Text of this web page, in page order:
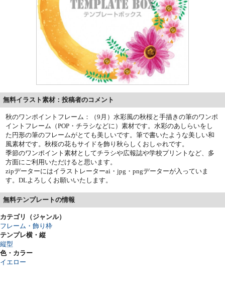
無料イラスト素材：投稿者のコメント
秋のワンポイントフレーム：（9月）水彩風の秋桜と手描きの筆のワンポ
イントフレーム（POP・チラシなどに）素材です。水彩のあしらいをし
た円形の筆のフレームがとても美しいです。筆で書いたような美しい和
風素材です。秋桜の花もサイドを飾り秋らしくおしゃれです。
季節のワンポイント素材としてチラシや広報誌や学校プリントなど、多
方面にご利用いただけると思います。
zipデーターにはイラストレーターai・jpg・pngデーターが入っていま
す。DLよろしくお願いいたします。
無料テンプレートの情報
カテゴリ（ジャンル）
フレーム・飾り枠
テンプレ横・縦
縦型
色・カラー
イエロー